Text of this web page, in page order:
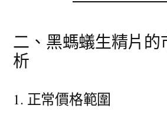
二、黑螞蟻生精片的
析
1. 正常價格範圍